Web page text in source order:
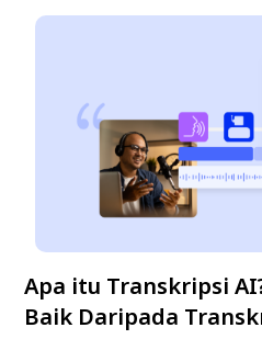
Apa itu Transkripsi
Baik Daripada